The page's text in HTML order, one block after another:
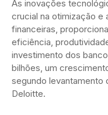
As inovações
crucial na otimização e
financeiras,
eficiência,
investimento dos
bilhões, um
segundo levantamento
Deloitte.